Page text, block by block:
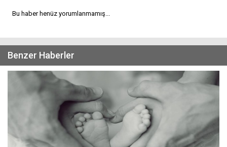
Bu haber henüz yorumlanmamış...
Benzer Haberler